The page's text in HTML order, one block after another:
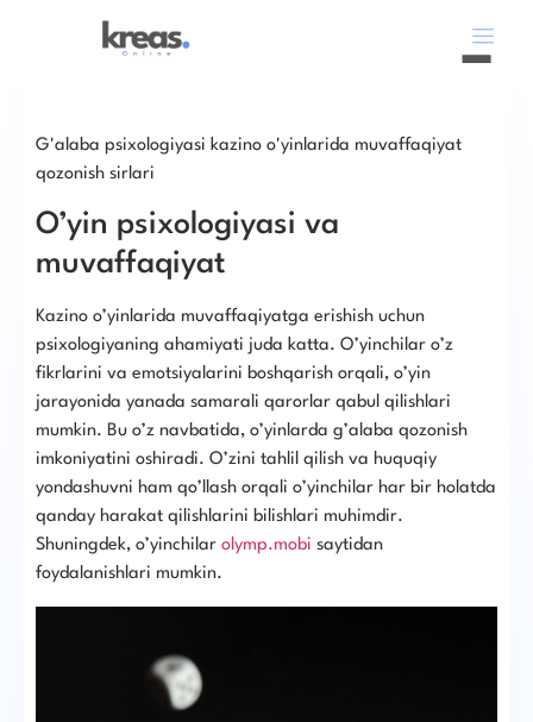
G'alaba psixologiyasi kazino o'yinlarida muvaffaqiyat
qozonish sirlari
O’yin psixologiyasi va
muvaffaqiyat
Kazino o’yinlarida muvaffaqiyatga erishish uchun
psixologiyaning ahamiyati juda katta. O’yinchilar o’z
fikrlarini va emotsiyalarini boshqarish orqali, o’yin
jarayonida yanada samarali qarorlar qabul qilishlari
mumkin. Bu o’z navbatida, o’yinlarda g’alaba qozonish
imkoniyatini oshiradi. O’zini tahlil qilish va huquqiy
yondashuvni ham qo’llash orqali o’yinchilar har bir holatda
qanday harakat qilishlarini bilishlari muhimdir.
Shuningdek, o’yinchilar olymp.mobi saytidan
foydalanishlari mumkin.